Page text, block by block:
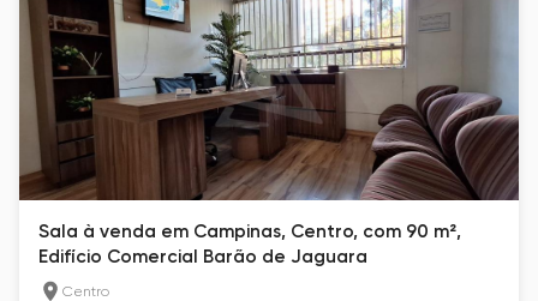
Sala à venda em Campinas, Centro, com 90 m²,
Edifício Comercial Barão de Jaguara
Centro